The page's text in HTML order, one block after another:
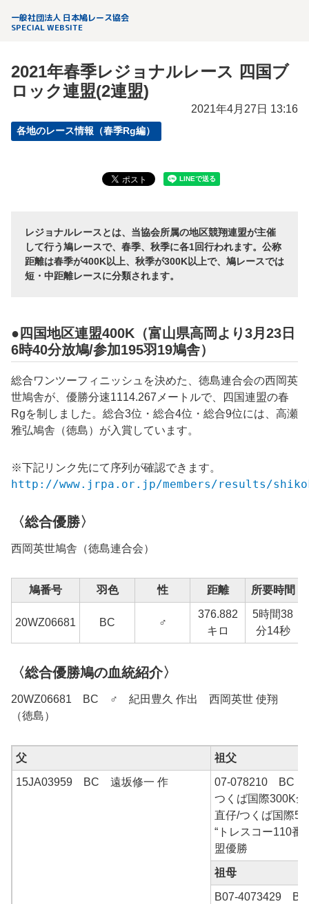
一般社団法人 日本鳩レース協会
SPECIAL WEBSITE
2021年春季レジョナルレース 四国ブ
ロック連盟(2連盟)
2021年4月27日 13:16
各地のレース情報（春季Rg編）
レジョナルレースとは、当協会所属の地区競翔連盟が主催
して行う鳩レースで、春季、秋季に各1回行われます。公称
距離は春季が400K以上、秋季が300K以上で、鳩レースでは
短・中距離レースに分類されます。
●四国地区連盟400K（富山県高岡より3月23日
6時40分放鳩/参加195羽19鳩舎）
総合ワンツーフィニッシュを決めた、徳島連合会の西岡英
世鳩舎が、優勝分速1114.267メートルで、四国連盟の春
Rgを制しました。総合3位・総合4位・総合9位には、高瀬
雅弘鳩舎（徳島）が入賞しています。
※下記リンク先にて序列が確認できます。
http://www.jrpa.or.jp/members/results/
〈総合優勝〉
西岡英世鳩舎（徳島連合会）
鳩番号 羽色 性 距離 所要時間
20WZ06681 BC ♂
376.882
キロ
5時間38
分14秒
〈総合優勝鳩の血統紹介〉
20WZ06681 BC ♂ 紀田豊久 作出 西岡英世 使翔
（徳島）
父 祖父
15JA03959 BC 遠坂修一 作
07-078210 BC
つくば国際300K
直仔/つくば国際
“トレスコー110番
盟優勝
祖母
B07-4073429